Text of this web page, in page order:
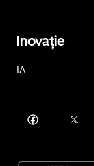
Inovație
IA